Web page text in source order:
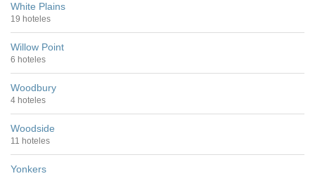
White Plains
19 hoteles
Willow Point
6 hoteles
Woodbury
4 hoteles
Woodside
11 hoteles
Yonkers